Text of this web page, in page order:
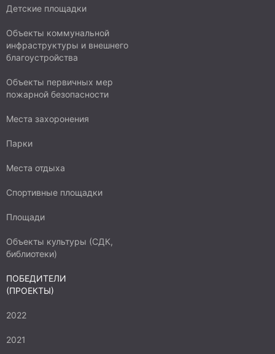
Детские площадки
Объекты коммунальной
инфраструктуры и внешнего
благоустройства
Объекты первичных мер
пожарной безопасности
Места захоронения
Парки
Места отдыха
Спортивные площадки
Площади
Объекты культуры (СДК,
библиотеки)
ПОБЕДИТЕЛИ
(ПРОЕКТЫ)
2022
2021